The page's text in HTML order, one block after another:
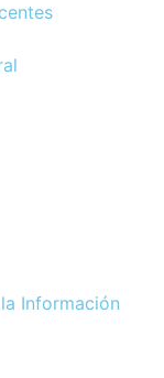
Información